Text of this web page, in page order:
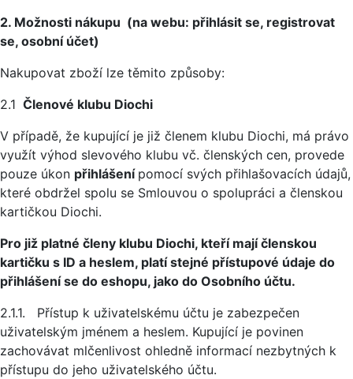
2. Možnosti nákupu (na webu: přihlásit se, registrovat
se, osobní účet)
Nakupovat zboží lze těmito způsoby:
2.1 Členové klubu Diochi
V případě, že kupující je již členem klubu Diochi, má právo
využít výhod slevového klubu vč. členských cen, provede
pouze úkon přihlášení pomocí svých přihlašovacích údajů,
které obdržel spolu se Smlouvou o spolupráci a členskou
kartičkou Diochi.
Pro již platné členy klubu Diochi, kteří mají členskou
kartičku s ID a heslem, platí stejné přístupové údaje do
přihlášení se do eshopu, jako do Osobního účtu.
2.1.1. Přístup k uživatelskému účtu je zabezpečen
uživatelským jménem a heslem. Kupující je povinen
zachovávat mlčenlivost ohledně informací nezbytných k
přístupu do jeho uživatelského účtu.